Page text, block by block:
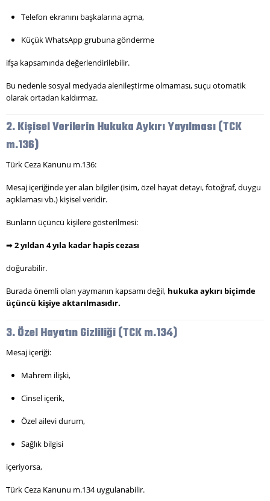
Telefon ekranını başkalarına açma,
Küçük WhatsApp grubuna gönderme
ifşa kapsamında değerlendirilebilir.
Bu nedenle sosyal medyada alenileştirme olmaması, suçu otomatik
olarak ortadan kaldırmaz.
2. Kişisel Verilerin Hukuka Aykırı Yayılması (TCK
m.136)
Türk Ceza Kanunu m.136:
Mesaj içeriğinde yer alan bilgiler (isim, özel hayat detayı, fotoğraf, duygu
açıklaması vb.) kişisel veridir.
Bunların üçüncü kişilere gösterilmesi:
➡2 yıldan 4 yıla kadar hapis cezası
doğurabilir.
Burada önemli olan yaymanın kapsamı değil, hukuka aykırı biçimde
üçüncü kişiye aktarılmasıdır.
3. Özel Hayatın Gizliliği (TCK m.134)
Mesaj içeriği:
Mahrem ilişki,
Cinsel içerik,
Özel ailevi durum,
Sağlık bilgisi
içeriyorsa,
Türk Ceza Kanunu m.134 uygulanabilir.